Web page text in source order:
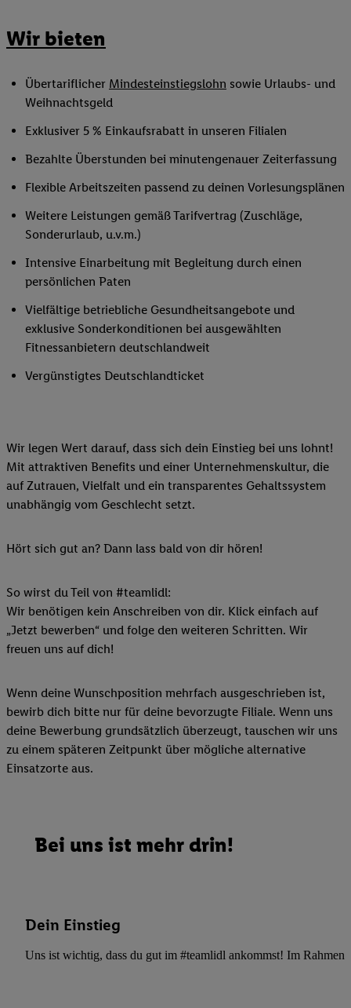
Wir bieten
Übertariflicher Mindesteinstiegslohn sowie Urlaubs- und
Weihnachtsgeld
Exklusiver 5 % Einkaufsrabatt in unseren Filialen
Bezahlte Überstunden bei minutengenauer Zeiterfassung
Flexible Arbeitszeiten passend zu deinen Vorlesungsplänen
Weitere Leistungen gemäß Tarifvertrag (Zuschläge,
Sonderurlaub, u.v.m.)
Intensive Einarbeitung mit Begleitung durch einen
persönlichen Paten
Vielfältige betriebliche Gesundheitsangebote und
exklusive Sonderkonditionen bei ausgewählten
Fitnessanbietern deutschlandweit
Vergünstigtes Deutschlandticket
Wir legen Wert darauf, dass sich dein Einstieg bei uns lohnt!
Mit attraktiven Benefits und einer Unternehmenskultur, die
auf Zutrauen, Vielfalt und ein transparentes Gehaltssystem
unabhängig vom Geschlecht setzt.
Hört sich gut an? Dann lass bald von dir hören!
So wirst du Teil von #teamlidl:
Wir benötigen kein Anschreiben von dir. Klick einfach auf
„Jetzt bewerben“ und folge den weiteren Schritten. Wir
freuen uns auf dich!
Wenn deine Wunschposition mehrfach ausgeschrieben ist,
bewirb dich bitte nur für deine bevorzugte Filiale. Wenn uns
deine Bewerbung grundsätzlich überzeugt, tauschen wir uns
zu einem späteren Zeitpunkt über mögliche alternative
Einsatzorte aus.
Bei uns ist mehr drin!
Dein Einstieg
Uns ist wichtig, dass du gut im #teamlidl ankommst! Im Rahmen